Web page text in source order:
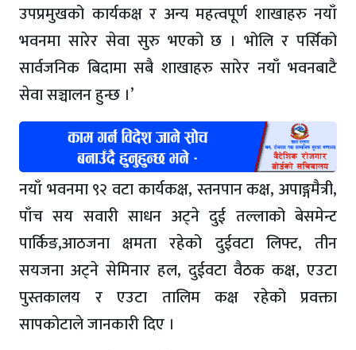
उपप्रमुखको कार्यकक्ष र अन्य महत्वपूर्ण शाखाहरु नयाँ
भवनमा सारेर सेवा सुरु भएको छ । भोलि र पर्सिको
सार्वजनिक बिदामा सबै शाखाहरु सारेर नयाँ भवनबाटै
सेवा सञ्चालन हुन्छ ।’
नयाँ भवनमा ९२ वटा कार्यकक्ष, स्तनपान कक्ष, अपाङ्गमैत्री,
पाँच सय सवारी साधन अट्ने दुई तल्लाको बेसमेन्ट
पार्किङ,आठजना क्षमता रहेको दुईवटा लिफ्ट, तीन
सयजना अट्ने सेमिनार हल, दुईवटा वैठक कक्ष, एउटा
पुस्तकालय र एउटा तालिम कक्ष रहेको प्रवक्ता
सापकोटाले जानकारी दिए ।